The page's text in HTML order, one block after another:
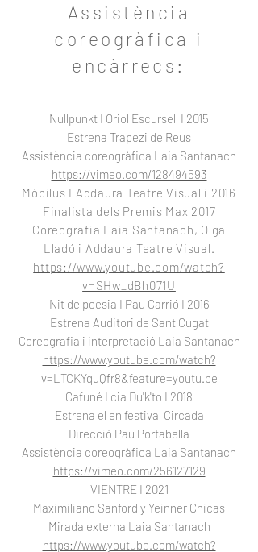
Assistència
coreogràfica i
encàrrecs:
Nullpunkt I Oriol Escursell I 2015
Estrena Trapezi de Reus
Assistència coreogràfica Laia Santanach
https://vimeo.com/128494593
Móbilus I Addaura Teatre Visual i 2016
Finalista dels Premis Max 2017
Coreografia Laia Santanach, Olga
Lladó i Addaura Teatre Visual.
https://www.youtube.com/watch?
v=SHw_dBh071U
Nit de poesia I Pau Carrió I 2016
Estrena Auditori de Sant Cugat
Coreografia i interpretació Laia Santanach
https://www.youtube.com/watch?
v=LTCKYquQfr8&feature=youtu.be
Cafuné I cia Du'k'to I 2018
Estrena el en festival Circada
Direcció Pau Portabella
Assistència coreogràfica Laia Santanach
https://vimeo.com/256127129
VIENTRE I 2021
Maximiliano Sanford y Yeinner Chicas
Mirada externa Laia Santanach
https://www.youtube.com/watch?